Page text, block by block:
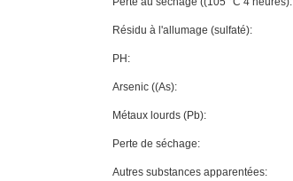
Résidu à l'allumage (sulfaté):
PH:
Arsenic ((As):
Métaux lourds (Pb):
Perte de séchage:
Autres substances apparentées: